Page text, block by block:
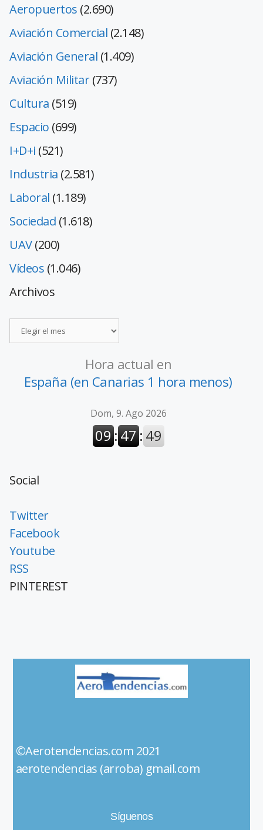
Aeropuertos (2.690)
Aviación Comercial (2.148)
Aviación General (1.409)
Aviación Militar(737)
Cultura (519)
Espacio (699)
I+D+i (521)
Industria (2.581)
Laboral (1.189)
Sociedad (1.618)
UAV(200)
Vídeos (1.046)
Archivos
Hora actual en
España (en Canarias 1 hora menos)
Social
Twitter
Facebook
Youtube
RSS
PINTEREST
©Aerotendencias.com 2021
aerotendencias (arroba) gmail.com
Síguenos